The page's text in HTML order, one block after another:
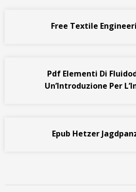
Free Textile
Pdf Elementi Di
Un’Introduzione Per
Epub Hetzer